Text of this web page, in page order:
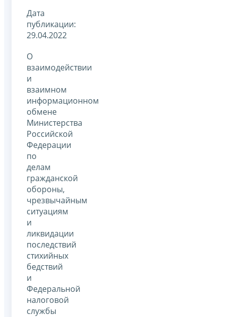
Дата
публикации:
29.04.2022
О
взаимодействии
и
взаимном
информационном
обмене
Министерства
Российской
Федерации
по
делам
гражданской
обороны,
чрезвычайным
ситуациям
и
ликвидации
последствий
стихийных
бедствий
и
Федеральной
налоговой
службы